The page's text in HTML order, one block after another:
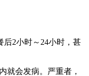
后2小时～24小时，甚
就会发病。严重者，